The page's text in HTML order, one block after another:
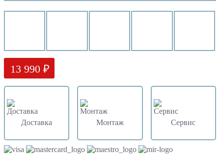
13 990 ₽
Доставка Монтаж Сервис